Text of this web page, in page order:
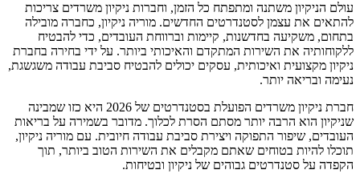
עולם הניקיון משתנה ומתפתח כל הזמן, וחברות ניקיון משרדים צריכות
להתאים את עצמן לסטנדרטים החדשים. מוריה ניקיון, כחברה מובילה
בתחום, משקיעה בחדשנות, קיימות וברווחת העובדים, כדי להבטיח
ללקוחותיה את השירות המתקדם והאיכותי ביותר. על ידי בחירה בחברת
ניקיון מקצועית ואיכותית, עסקים יכולים להבטיח סביבת עבודה משגשגת,
נעימה ובריאה יותר.
חברת ניקיון משרדים הפועלת בסטנדרטים של 2026 היא כזו שמבינה
שניקיון הוא הרבה יותר מסתם הסרת לכלוך. מדובר בשמירה על בריאות
העובדים, שיפור התפוקה ויצירת סביבת עבודה חיובית. עם מוריה ניקיון,
תוכלו להיות בטוחים שאתם מקבלים את השירות הטוב ביותר, תוך
הקפדה על סטנדרטים גבוהים של ניקיון ובטיחות.